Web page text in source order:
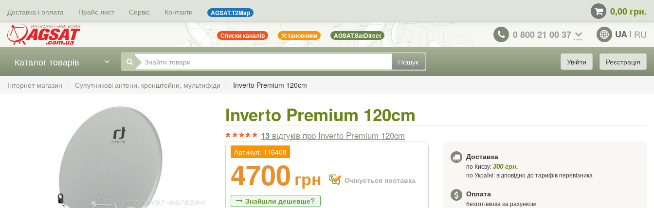
Доставка і оплата Прайс лист Сервіс Контакти AGSAT.T2Map 0,00 грн.
Списки каналів Установники AGSAT.SatDirect 0 800 21 00 37 UA RU
Пошук
Каталог товарів Увійти Реєстрація
Інтернет магазин Супутникові антени, кронштейни, мультифіди Inverto Premium 120cm
Inverto Premium 120cm
13 відгуків про Inverto Premium 120cm
Артикул: 116408
4700 грн Очікується поставка
Знайшли дешевше?
Доставка
по Києву:300 грн.
по Україні: відповідно до тарифів перевізника
Оплата
безготівкова за рахунком